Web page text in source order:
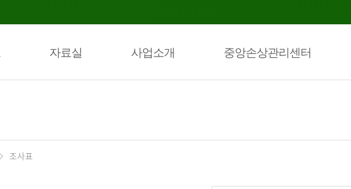
자료실 사업소개 중앙손상관리센터
조사표